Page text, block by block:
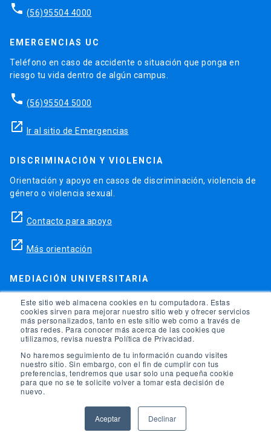
Este sitio web almacena cookies en tu computadora. Estas
cookies sirven para mejorar nuestro sitio web y ofrecer servicios
más personalizados, tanto en este sitio web como a través de
otras redes. Para conocer más acerca de las cookies que
utilizamos, revisa nuestra Política de Privacidad.
No haremos seguimiento de tu información cuando visites
nuestro sitio. Sin embargo, con el fin de cumplir con tus
preferencias, tendremos que usar solo una pequeña cookie
para que no se te solicite volver a tomar esta decisión de
nuevo.
Aceptar Declinar
phone (56)95504 4000
EMERGENCIAS UC
Teléfono en caso de accidente o situación que ponga en
riesgo tu vida dentro de algún campus.
phone (56)95504 5000
launch Ir al sitio de Emergencias
DISCRIMINACIÓN Y VIOLENCIA
Orientación y apoyo en casos de discriminación, violencia de
género o violencia sexual.
launch Contacto para apoyo
launch Más orientación
MEDIACIÓN UNIVERSITARIA
Teléfonos para orientación y consejo si se ha vulnerado
alguno de tus derechos en la universidad.
phone (56)95504 1691
phone (56)95504 1247
launch Ir a la Oficina de Ombuds UC